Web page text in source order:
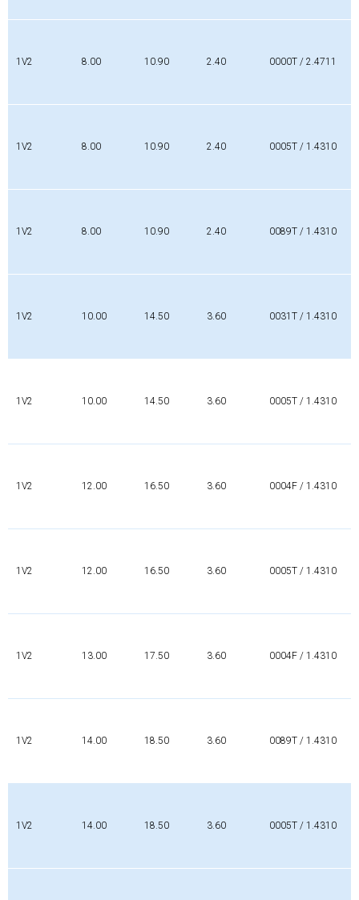
1V2 8.00 10.90 2.40 0000T / 2.4711
1V2 8.00 10.90 2.40 0005T / 1.4310
1V2 8.00 10.90 2.40 0089T / 1.4310
1V2 10.00 14.50 3.60 0031T / 1.4310
1V2 10.00 14.50 3.60 0005T / 1.4310
1V2 12.00 16.50 3.60 0004F / 1.4310
1V2 12.00 16.50 3.60 0005T / 1.4310
1V2 13.00 17.50 3.60 0004F / 1.4310
1V2 14.00 18.50 3.60 0089T / 1.4310
1V2 14.00 18.50 3.60 0005T / 1.4310